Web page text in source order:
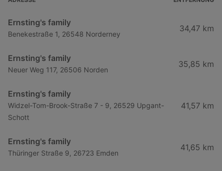
(Aktions-)Rabatten.
Ernsting's family
Benekestraße 1, 26548 Norderney
34,47 km
Ernsting's family
Neuer Weg 117, 26506 Norden
35,85 km
Ernsting's family
Widzel-Tom-Brook-Straße 7 - 9, 26529 Upgant-
Schott
41,57 km
Ernsting's family
Thüringer Straße 9, 26723 Emden
41,65 km